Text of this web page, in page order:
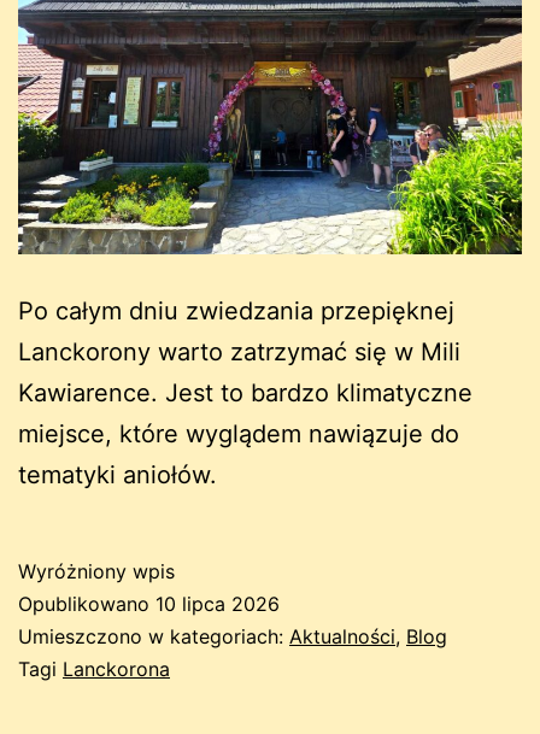
Po całym dniu zwiedzania przepięknej
Lanckorony warto zatrzymać się w Mili
Kawiarence. Jest to bardzo klimatyczne
miejsce, które wyglądem nawiązuje do
tematyki aniołów.
Wyróżniony wpis
Opublikowano 10 lipca 2026
Umieszczono w kategoriach: Aktualności, Blog
Tagi Lanckorona